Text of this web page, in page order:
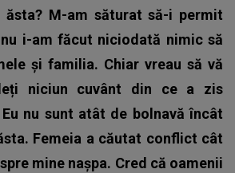
M-am săturat să-i permit
i-am făcut niciodată nimic să
și familia. Chiar vreau să vă
niciun cuvânt din ce a zis
nu sunt atât de bolnavă încât
Femeia a căutat conflict cât
mine nașpa. Cred că oamenii